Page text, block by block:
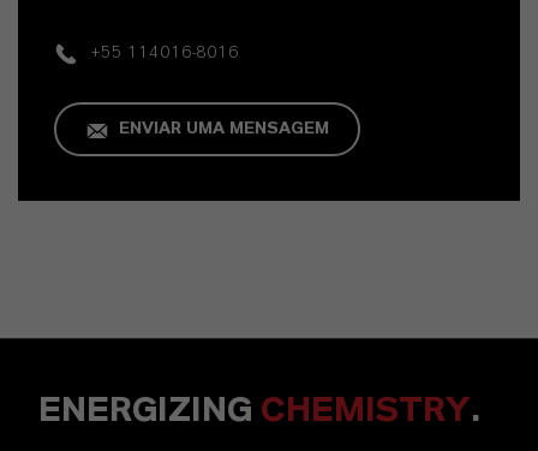
+55 114016-8016
ENVIAR UMA MENSAGEM
ENERGIZING CHEMISTRY.